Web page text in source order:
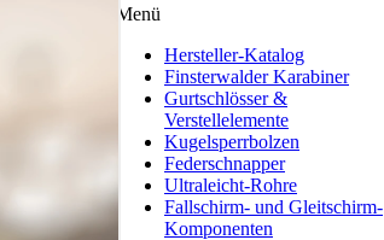
Menü
Hersteller-Katalog
Finsterwalder Karabiner
Gurtschlösser &
Verstellelemente
Kugelsperrbolzen
Federschnapper
Ultraleicht-Rohre
Fallschirm- und Gleitschirm-
Komponenten